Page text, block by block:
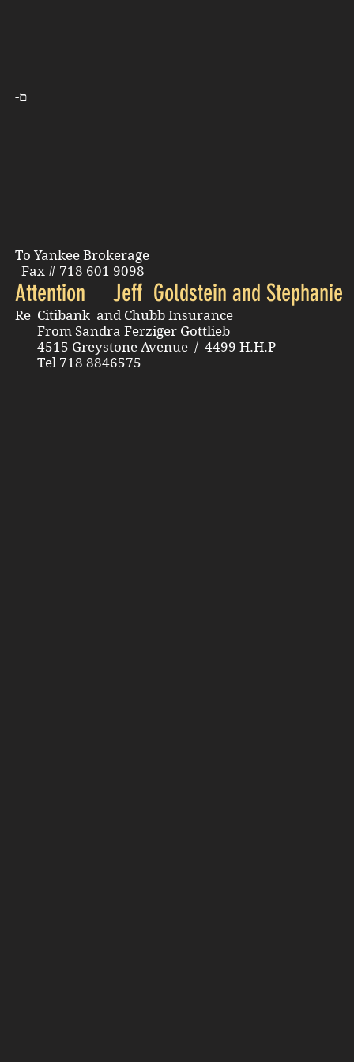
-ם
To Yankee Brokerage
Fax # 718 601 9098
Attention Jeff Goldstein and Stephanie
Re Citibank and Chubb Insurance
From Sandra Ferziger Gottlieb
4515 Greystone Avenue / 4499 H.H.P
Tel 718 8846575